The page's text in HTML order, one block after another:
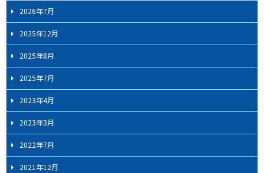
2026年7月
2025年12月
2025年8月
2025年7月
2023年4月
2023年3月
2022年7月
2021年12月